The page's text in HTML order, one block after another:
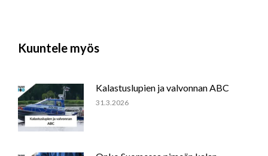
Kuuntele myös
Kalastuslupien ja valvonnan ABC
31.3.2026